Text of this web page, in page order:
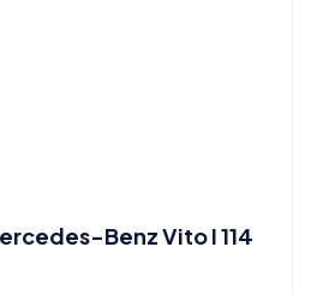
Benz Vito I 114